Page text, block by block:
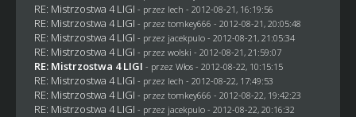
RE: Mistrzostwa 4 LIGI - przez lech - 2012-08-21, 16:19:56
RE: Mistrzostwa 4 LIGI - przez tomkey666 - 2012-08-21, 20:05:48
RE: Mistrzostwa 4 LIGI - przez jacekpulo- 2012-08-21, 21:05:34
RE: Mistrzostwa 4 LIGI - przez wolski - 2012-08-21, 21:59:07
RE: Mistrzostwa 4 LIGI - przez Włos- 2012-08-22, 10:15:15
RE: Mistrzostwa 4 LIGI - przez lech - 2012-08-22, 17:49:53
RE: Mistrzostwa 4 LIGI - przez tomkey666 - 2012-08-22, 19:42:23
RE: Mistrzostwa 4 LIGI - przez jacekpulo- 2012-08-22, 20:16:32